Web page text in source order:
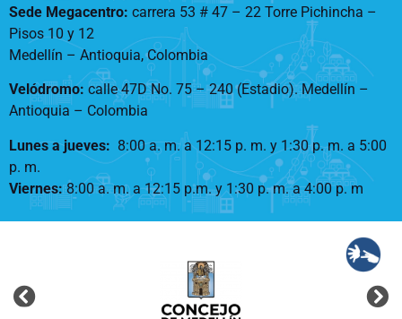
Sede Megacentro: carrera 53 # 47 – 22 Torre Pichincha –
Pisos 10 y 12
Medellín – Antioquia, Colombia
Velódromo: calle 47D No. 75 – 240 (Estadio). Medellín –
Antioquia – Colombia
Lunes a jueves: 8:00 a. m. a 12:15 p. m. y 1:30 p. m. a 5:00
p. m.
Viernes:8:00 a. m. a 12:15 p.m. y 1:30 p. m. a 4:00 p. m